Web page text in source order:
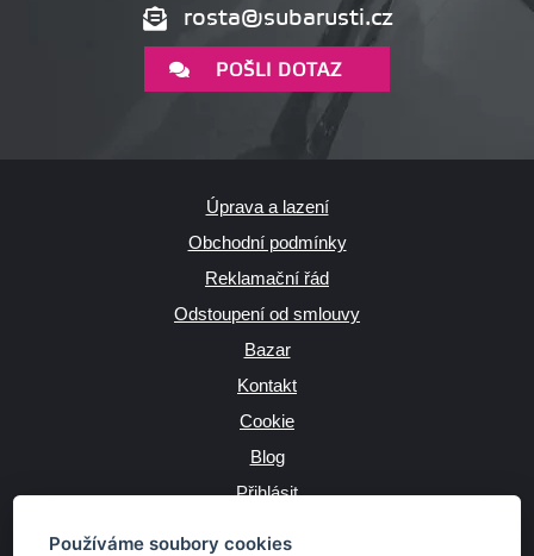
Používáme soubory cookies
rosta@subarusti.cz
POŠLI DOTAZ
Úprava a lazení
Obchodní podmínky
Reklamační řád
Odstoupení od smlouvy
Bazar
Kontakt
Cookie
Blog
Přihlásit